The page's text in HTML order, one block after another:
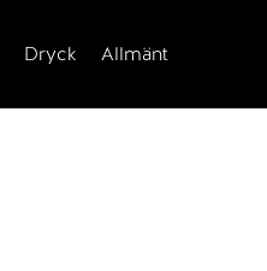
Dryck Allmänt